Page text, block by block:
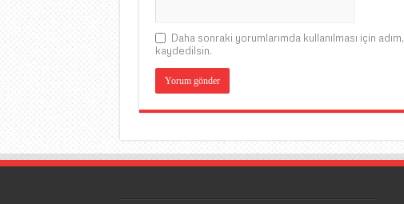
Daha sonraki yorumlarımda kullanılması için
kaydedilsin.